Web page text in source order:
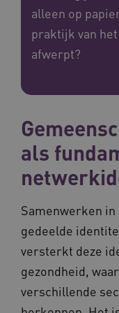
alleen op
praktijk van
afwerpt?
als
Samenwerken
gedeelde
versterkt deze
gezondheid,
verschillende